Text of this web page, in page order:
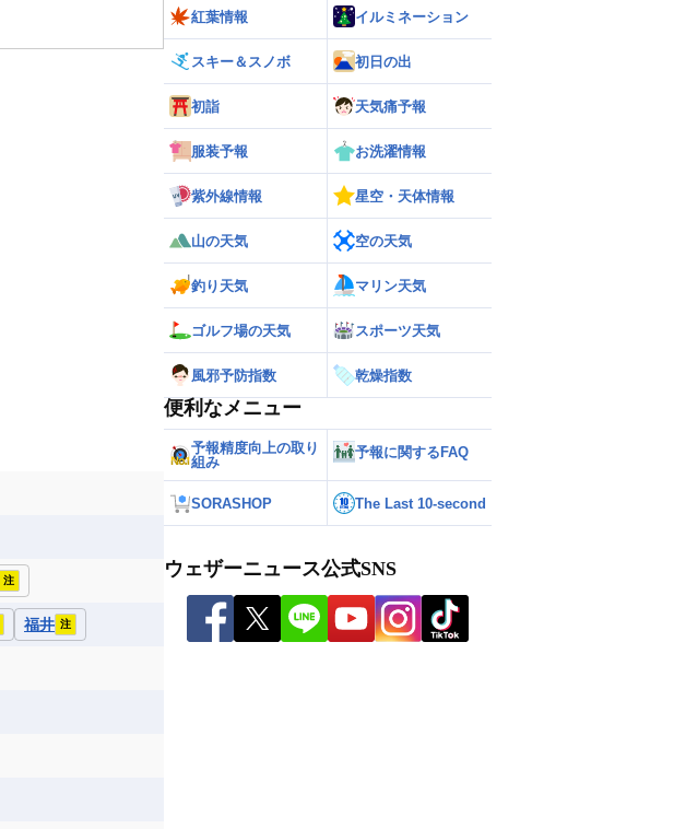
注
福井 注
紅葉情報 イルミネーション
スキー＆スノボ 初日の出
初詣 天気痛予報
服装予報 お洗濯情報
紫外線情報 星空・天体情報
山の天気 空の天気
釣り天気 マリン天気
ゴルフ場の天気 スポーツ天気
風邪予防指数 乾燥指数
便利なメニュー
予報精度向上の取り
組み
予報に関するFAQ
SORASHOP The Last 10-second
ウェザーニュース公式SNS